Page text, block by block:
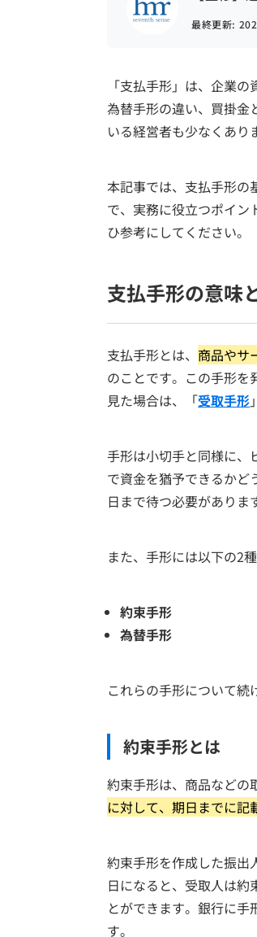
最終更新:
「支払手形」は、企業
為替手形の違い、買掛金
いる経営者も少なくあり
本記事では、支払手形の
で、実務に役立つポイン
ひ参考にしてください。
支払手形の意味
支払手形とは、 商品やサ
のことです。この手形を
見た場合は、「受取手形
手形は小切手と同様に、
で資金を猶予できるかど
日まで待つ必要がありま
また、手形には以下の2
約束手形
為替手形
これらの手形について続
約束手形とは
約束手形は、商品などの
に対して、期日までに
約束手形を作成した振出
日になると、受取人は
とができます。銀行に
す。